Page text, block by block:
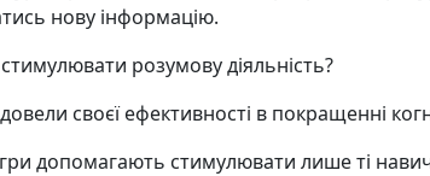
нову інформацію.
розумову діяльність?
своєї ефективності в покращенні
допомагають стимулювати лише ті